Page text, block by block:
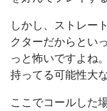
しかし、ストレー
クターだからとい
っと怖いですよね
持ってる可能性大
ここでコールした